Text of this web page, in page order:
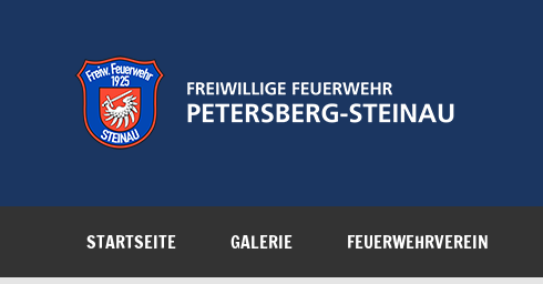
STARTSEITE GALERIE FEUERWEHRVEREIN